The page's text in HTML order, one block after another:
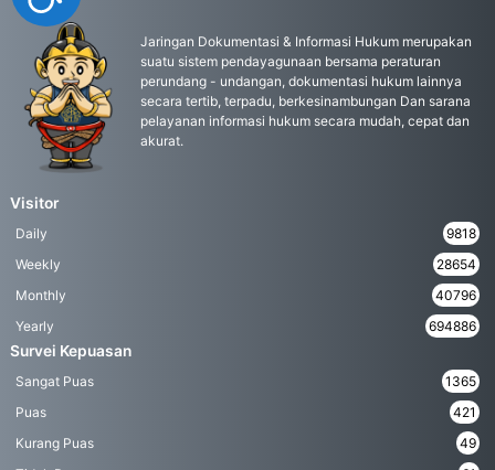
Jaringan Dokumentasi & Informasi Hukum merupakan
suatu sistem pendayagunaan bersama peraturan
perundang - undangan, dokumentasi hukum lainnya
secara tertib, terpadu, berkesinambungan Dan sarana
pelayanan informasi hukum secara mudah, cepat dan
akurat.
Visitor
Daily
9818
Weekly
28654
Monthly
40796
Yearly
694886
Survei Kepuasan
Sangat Puas
1365
Puas
421
Kurang Puas
49